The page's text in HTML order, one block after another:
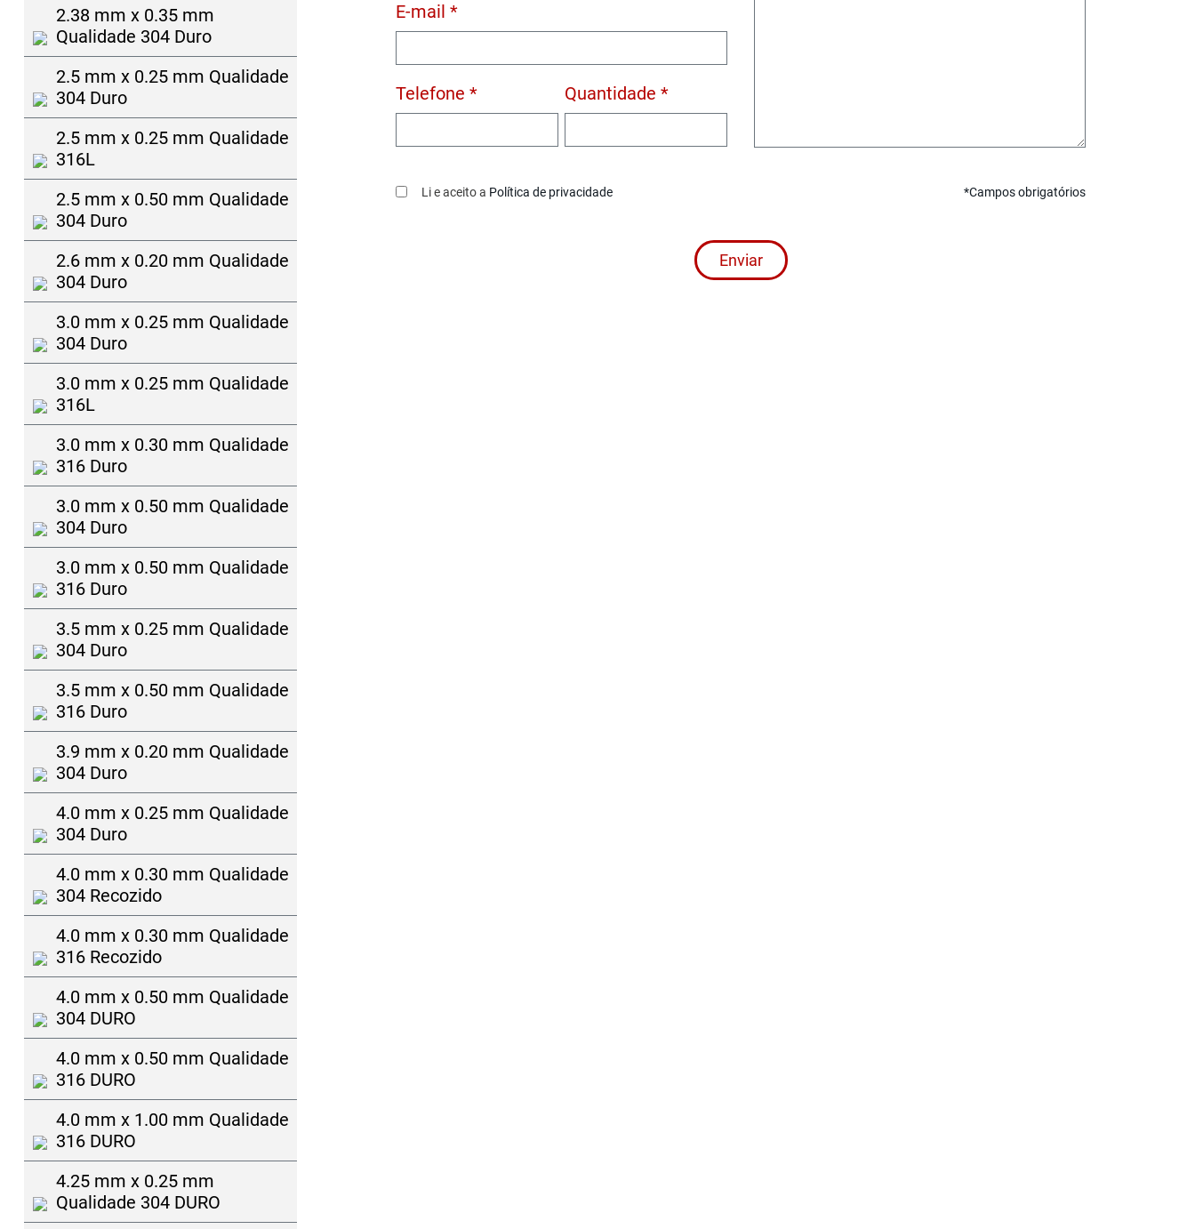
2.38 mm x 0.35 mm
Qualidade 304 Duro
2.5 mm x 0.25 mm Qualidade
304 Duro
2.5 mm x 0.25 mm Qualidade
316L
2.5 mm x 0.50 mm Qualidade
304 Duro
2.6 mm x 0.20 mm Qualidade
304 Duro
3.0 mm x 0.25 mm Qualidade
304 Duro
3.0 mm x 0.25 mm Qualidade
316L
3.0 mm x 0.30 mm Qualidade
316 Duro
3.0 mm x 0.50 mm Qualidade
304 Duro
3.0 mm x 0.50 mm Qualidade
316 Duro
3.5 mm x 0.25 mm Qualidade
304 Duro
3.5 mm x 0.50 mm Qualidade
316 Duro
3.9 mm x 0.20 mm Qualidade
304 Duro
4.0 mm x 0.25 mm Qualidade
304 Duro
4.0 mm x 0.30 mm Qualidade
304 Recozido
4.0 mm x 0.30 mm Qualidade
316 Recozido
4.0 mm x 0.50 mm Qualidade
304 DURO
4.0 mm x 0.50 mm Qualidade
316 DURO
4.0 mm x 1.00 mm Qualidade
316 DURO
4.25 mm x 0.25 mm
Qualidade 304 DURO
E-mail *
Telefone * Quantidade *
Li e aceito a Política de privacidade *Campos obrigatórios
Enviar